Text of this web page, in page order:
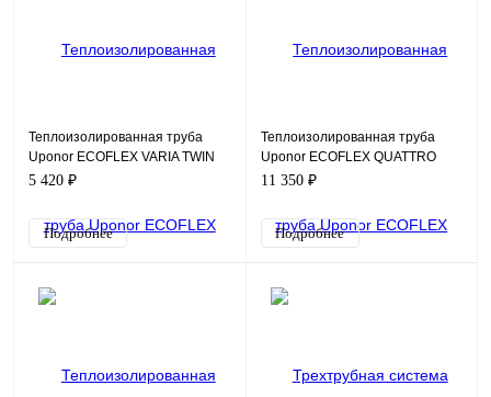
Теплоизолированная труба
Uponor ECOFLEX VARIA TWIN
ТРУБА 2X25X2,3/140 PN6
5 420 ₽
Подробнее
Теплоизолированная труба
Uponor ECOFLEX QUATTRO
ТРУБА 2X32X2,9-32X4,4-
11 350 ₽
Подробнее